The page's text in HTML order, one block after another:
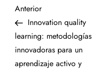
N
a
v
Entrada
anterior
Anterior
Innovation quality
learning: metodologías
innovadoras para un
aprendizaje activo y